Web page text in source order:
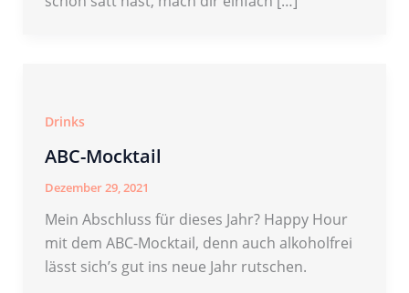
Drinks
ABC-Mocktail
Dezember 29, 2021
Mein Abschluss für dieses Jahr? Happy Hour
mit dem ABC-Mocktail, denn auch alkoholfrei
lässt sich’s gut ins neue Jahr rutschen.